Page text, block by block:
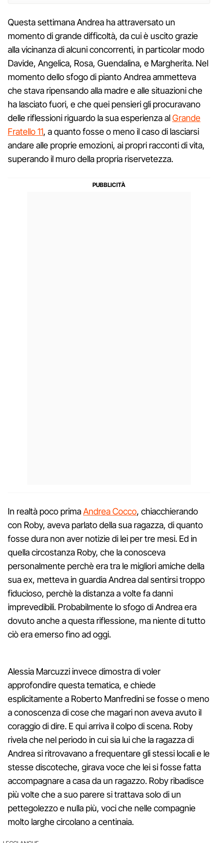
Questa settimana Andrea ha attraversato un
momento di grande difficoltà, da cui è uscito grazie
alla vicinanza di alcuni concorrenti, in particolar modo
Davide, Angelica, Rosa, Guendalina, e Margherita. Nel
momento dello sfogo di pianto Andrea ammetteva
che stava ripensando alla madre e alle situazioni che
ha lasciato fuori, e che quei pensieri gli procuravano
delle riflessioni riguardo la sua esperienza alGrande
Fratello 11, a quanto fosse o meno il caso di lasciarsi
andare alle proprie emozioni, ai propri racconti di vita,
superando il muro della propria riservetezza.
In realtà poco primaAndrea Cocco, chiacchierando
con Roby, aveva parlato della sua ragazza, di quanto
fosse dura non aver notizie di lei per tre mesi. Ed in
quella circostanza Roby, che la conosceva
personalmente perchè era tra le migliori amiche della
sua ex, metteva in guardia Andrea dal sentirsi troppo
fiducioso, perchè la distanza a volte fa danni
imprevedibili. Probabilmente lo sfogo di Andrea era
dovuto anche a questa riflessione, ma niente di tutto
ciò era emerso fino ad oggi.
Alessia Marcuzzi invece dimostra di voler
approfondire questa tematica, e chiede
esplicitamente a Roberto Manfredini se fosse o meno
a conoscenza di cose che magari non aveva avuto il
coraggio di dire. E qui arriva il colpo di scena. Roby
rivela che nel periodo in cui sia lui che la ragazza di
Andrea si ritrovavano a frequentare gli stessi locali e le
stesse discoteche, girava voce che lei si fosse fatta
accompagnare a casa da un ragazzo. Roby ribadisce
più volte che a suo parere si trattava solo di un
pettegolezzo e nulla più, voci che nelle compagnie
molto larghe circolano a centinaia.